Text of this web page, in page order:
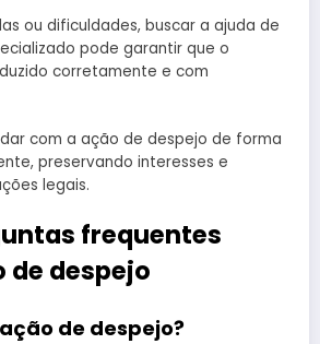
ou dificuldades, buscar a ajuda de
pode garantir que o
corretamente e com
com a ação de despejo de forma
preservando interesses e
legais.
frequentes
de despejo
de despejo?